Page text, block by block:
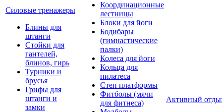
Силовые тренажеры
Блины для
штанги
Стойки для
гантелей,
блинов, гирь
Турники и
брусья
Грифы для
штанги и
замки
Координационные
лестницы
Блоки для йоги
Бодибары
(гимнастические
палки)
Колеса для йоги
Кольца для
пилатеса
Степ платформы
Фитболы (мячи
для фитнеса)
Активный